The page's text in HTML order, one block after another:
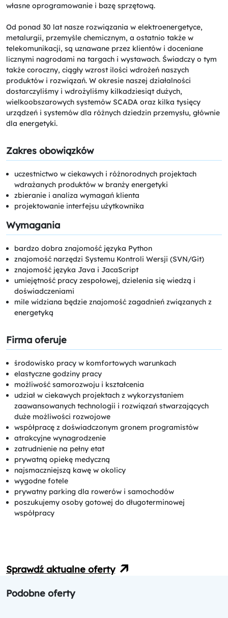
własne oprogramowanie i bazę sprzętową.
Od ponad 30 lat nasze rozwiązania w elektroenergetyce,
metalurgii, przemyśle chemicznym, a ostatnio także w
telekomunikacji, są uznawane przez klientów i doceniane
licznymi nagrodami na targach i wystawach. Świadczy o tym
także coroczny, ciągły wzrost ilości wdrożeń naszych
produktów i rozwiązań. W okresie naszej działalności
dostarczyliśmy i wdrożyliśmy kilkadziesiąt dużych,
wielkoobszarowych systemów SCADA oraz kilka tysięcy
urządzeń i systemów dla różnych dziedzin przemysłu, głównie
dla energetyki.
Zakres obowiązków
uczestnictwo w ciekawych i różnorodnych projektach
wdrażanych produktów w branży energetyki
zbieranie i analiza wymagań klienta
projektowanie interfejsu użytkownika
Wymagania
bardzo dobra znajomość języka Python
znajomość narzędzi Systemu Kontroli Wersji (SVN/Git)
znajomość języka Java i JacaScript
umiejętność pracy zespołowej, dzielenia się wiedzą i
doświadczeniami
mile widziana będzie znajomość zagadnień związanych z
energetyką
Firma oferuje
środowisko pracy w komfortowych warunkach
elastyczne godziny pracy
możliwość samorozwoju i kształcenia
udział w ciekawych projektach z wykorzystaniem
zaawansowanych technologii i rozwiązań stwarzających
duże możliwości rozwojowe
współpracę z doświadczonym gronem programistów
atrakcyjne wynagrodzenie
zatrudnienie na pełny etat
prywatną opiekę medyczną
najsmaczniejszą kawę w okolicy
wygodne fotele
prywatny parking dla rowerów i samochodów
poszukujemy osoby gotowej do długoterminowej
współpracy
Sprawdź aktualne oferty
Podobne oferty